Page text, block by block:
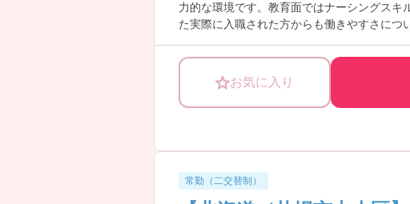
力的な環境です。教育面ではナーシングスキ
た実際に入職された方からも働きやすさに
大切にしたい方にぴったりの職場です。
★こんな方におすすめ★
・脳神経外科を中心に急性期医療を学びたい
・子育てと両立しながら働きたい方（24時間
・教育体制が整った環境で長期的にキャリア
お気に入り
常勤（二交替制）